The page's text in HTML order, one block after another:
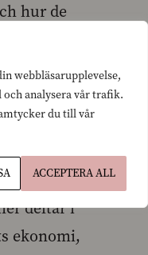
webbläsarupplevelse,
analysera vår trafik.
du till vår
ACCEPTERA ALL
hur de
kvinnor
också
som skulle
deltar i
ekonomi,